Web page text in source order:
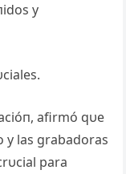
y
afirmó qυe
y las grabadoras
para